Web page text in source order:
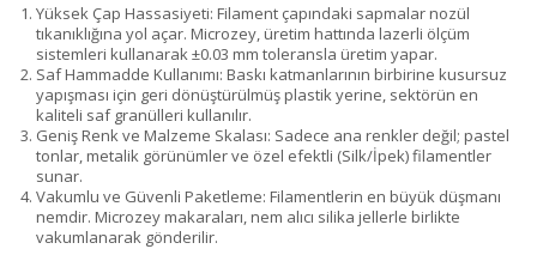
Yüksek Çap Hassasiyeti: Filament çapındaki sapmalar nozül
tıkanıklığına yol açar. Microzey, üretim hattında lazerli ölçüm
sistemleri kullanarak ±0.03 mm toleransla üretim yapar.
Saf Hammadde Kullanımı: Baskı katmanlarının birbirine kusursuz
yapışması için geri dönüştürülmüş plastik yerine, sektörün en
kaliteli saf granülleri kullanılır.
Geniş Renk ve Malzeme Skalası: Sadece ana renkler değil; pastel
tonlar, metalik görünümler ve özel efektli (Silk/İpek) filamentler
sunar.
Vakumlu ve Güvenli Paketleme: Filamentlerin en büyük düşmanı
nemdir. Microzey makaraları, nem alıcı silika jellerle birlikte
vakumlanarak gönderilir.